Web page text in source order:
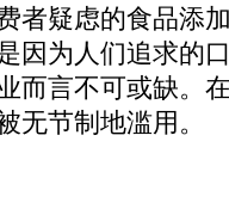
者疑虑的食品添
因为人们追求的
而言不可或缺。
无节制地滥用。